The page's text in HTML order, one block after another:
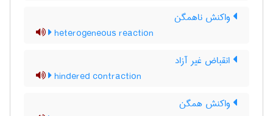
واکنش ناهمگن
heterogeneous reaction
انقباض غیر آزاد
hindered contraction
واکنش همگن